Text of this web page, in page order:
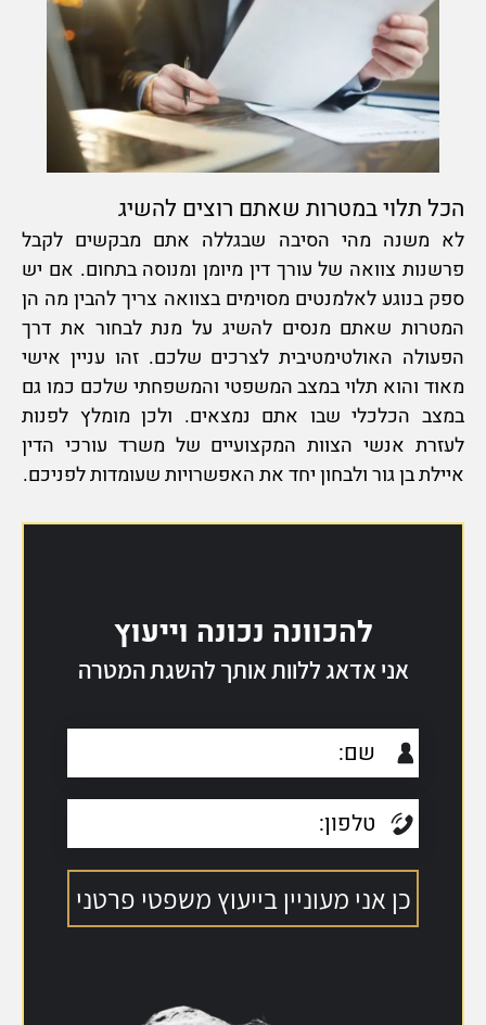
הכל תלוי במטרות שאתם רוצים להשיג
לא משנה מהי הסיבה שבגללה אתם מבקשים לקבל
פרשנות צוואה של עורך דין מיומן ומנוסה בתחום. אם יש
ספק בנוגע לאלמנטים מסוימים בצוואה צריך להבין מה הן
המטרות שאתם מנסים להשיג על מנת לבחור את דרך
הפעולה האולטימטיבית לצרכים שלכם. זהו עניין אישי
מאוד והוא תלוי במצב המשפטי והמשפחתי שלכם כמו גם
במצב הכלכלי שבו אתם נמצאים. ולכן מומלץ לפנות
לעזרת אנשי הצוות המקצועיים של משרד עורכי הדין
איילת בן גור ולבחון יחד את האפשרויות שעומדות לפניכם.
להכוונה נכונה וייעוץ
אני אדאג ללוות אותך להשגת המטרה